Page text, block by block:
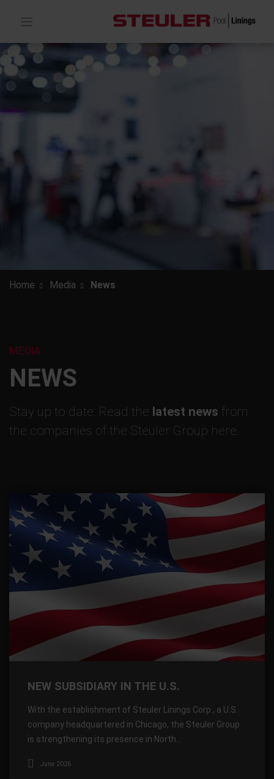
Home Media News
NEWS
MEDIA
Stay up to date: Read the latest news from
the companies of the Steuler Group here.
NEW SUBSIDIARY IN THE U.S.
With the establishment of Steuler Linings Corp., a U.S.
company headquartered in Chicago, the Steuler Group
is strengthening its presence in North…
June 2026